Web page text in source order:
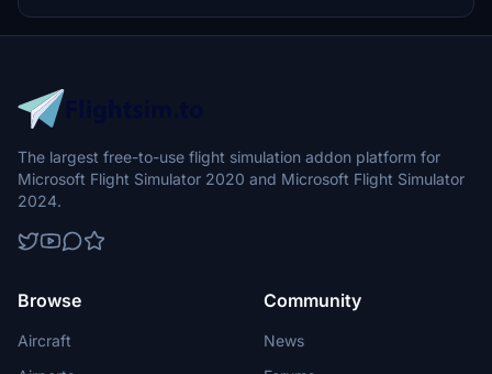
periodic international flight operations.
The largest free-to-use flight simulation addon platform for
Microsoft Flight Simulator 2020 and Microsoft Flight Simulator
2024.
Browse
Aircraft
Community
News